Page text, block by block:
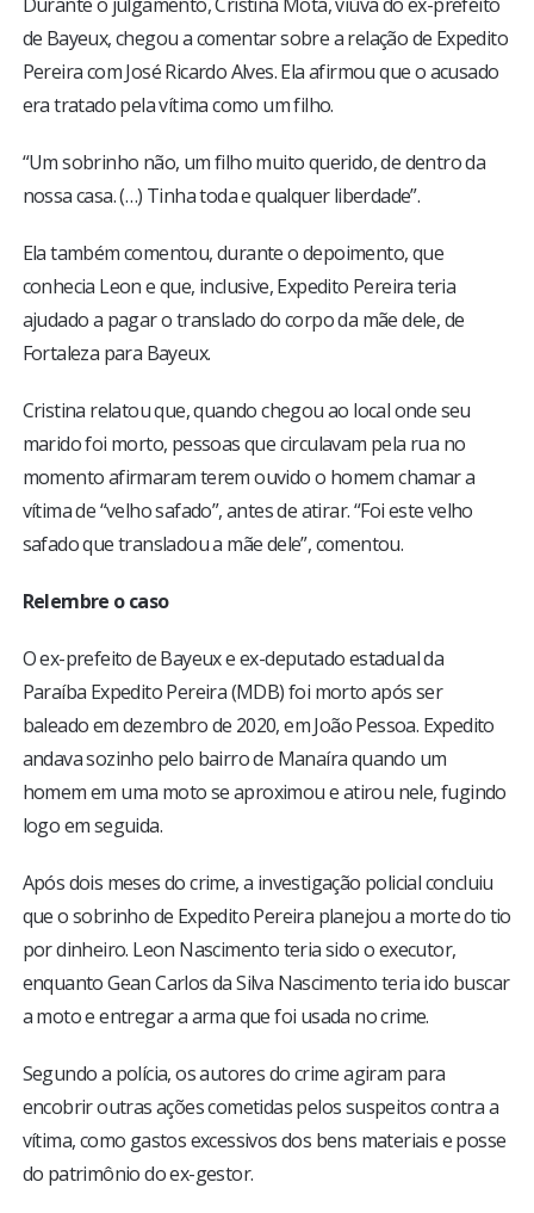
de Bayeux, chegou a comentar sobre a relação de Expedito
Pereira com José Ricardo Alves. Ela afirmou que o acusado
era tratado pela vítima como um filho.
“Um sobrinho não, um filho muito querido, de dentro da
nossa casa. (…) Tinha toda e qualquer liberdade”.
Ela também comentou, durante o depoimento, que
conhecia Leon e que, inclusive, Expedito Pereira teria
ajudado a pagar o translado do corpo da mãe dele, de
Fortaleza para Bayeux.
Cristina relatou que, quando chegou ao local onde seu
marido foi morto, pessoas que circulavam pela rua no
momento afirmaram terem ouvido o homem chamar a
vítima de “velho safado”, antes de atirar. “Foi este velho
safado que transladou a mãe dele”, comentou.
Relembre o caso
O ex-prefeito de Bayeux e ex-deputado estadual da
Paraíba Expedito Pereira (MDB) foi morto após ser
baleado em dezembro de 2020, em João Pessoa. Expedito
andava sozinho pelo bairro de Manaíra quando um
homem em uma moto se aproximou e atirou nele, fugindo
logo em seguida.
Após dois meses do crime, a investigação policial concluiu
que o sobrinho de Expedito Pereira planejou a morte do tio
por dinheiro. Leon Nascimento teria sido o executor,
enquanto Gean Carlos da Silva Nascimento teria ido buscar
a moto e entregar a arma que foi usada no crime.
Segundo a polícia, os autores do crime agiram para
encobrir outras ações cometidas pelos suspeitos contra a
vítima, como gastos excessivos dos bens materiais e posse
do patrimônio do ex-gestor.